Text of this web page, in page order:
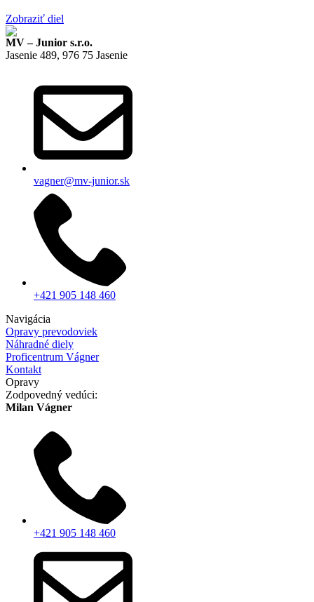
Zobraziť diel
MV – Junior s.r.o.
Jasenie 489, 976 75 Jasenie
vagner@mv-junior.sk
+421 905 148 460
Navigácia
Opravy prevodoviek
Náhradné diely
Proficentrum Vágner
Kontakt
Opravy
Zodpovedný vedúci:
Milan Vágner
+421 905 148 460